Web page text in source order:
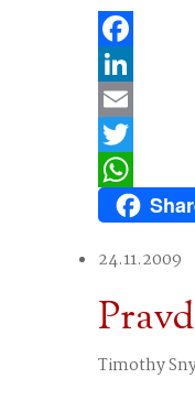
Facebook
LinkedIn
Email
Twitter
WhatsApp
24.11.2009
Timothy